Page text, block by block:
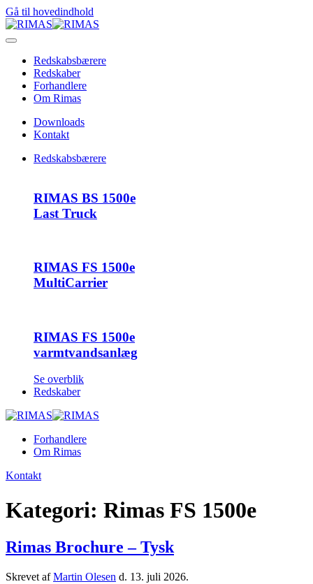
Gå til hovedindhold
Redskabsbærere
Redskaber
Forhandlere
Om Rimas
Downloads
Kontakt
Redskabsbærere
RIMAS BS 1500e
Last Truck
RIMAS FS 1500e
MultiCarrier
RIMAS FS 1500e
varmtvandsanlæg
Se overblik
Redskaber
Forhandlere
Om Rimas
Kontakt
Kategori: Rimas FS 1500e
Rimas Brochure – Tysk
Skrevet afMartin Olesen d. 13. juli 2026.